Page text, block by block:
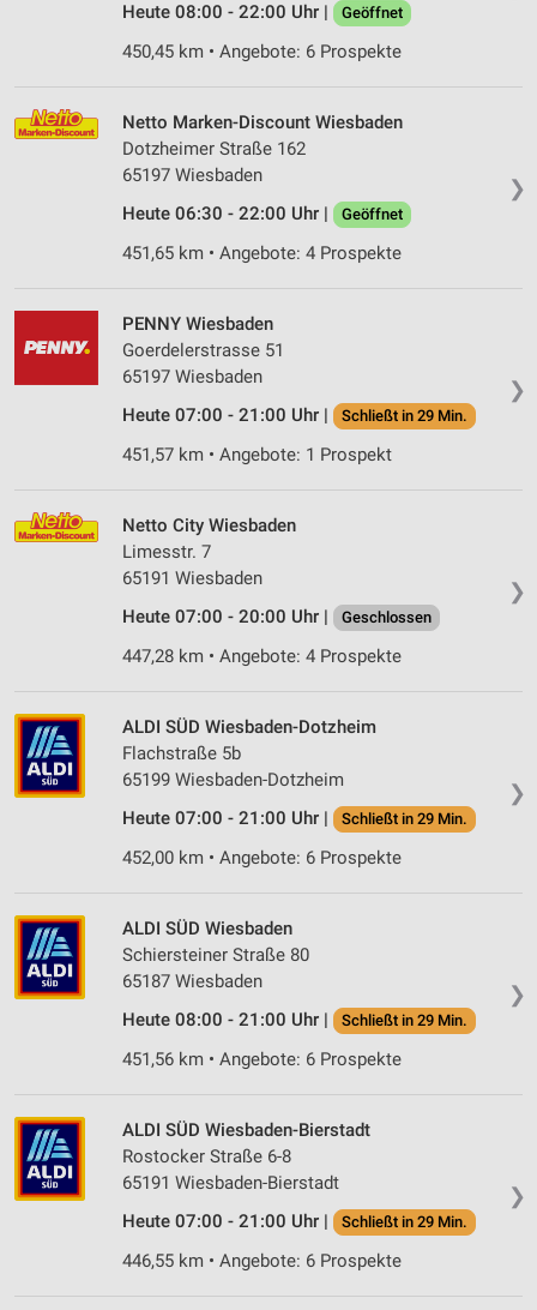
Heute 08:00 - 22:00 Uhr |
Geöffnet
450,45 km • Angebote: 6 Prospekte
❯
Netto Marken-Discount Wiesbaden
Dotzheimer Straße 162
65197 Wiesbaden
Heute 06:30 - 22:00 Uhr |
Geöffnet
451,65 km • Angebote: 4 Prospekte
❯
PENNY Wiesbaden
Goerdelerstrasse 51
65197 Wiesbaden
Heute 07:00 - 21:00 Uhr |
Schließt in 29 Min.
451,57 km • Angebote: 1 Prospekt
❯
Netto City Wiesbaden
Limesstr. 7
65191 Wiesbaden
Heute 07:00 - 20:00 Uhr |
Geschlossen
447,28 km • Angebote: 4 Prospekte
❯
ALDI SÜD Wiesbaden-Dotzheim
Flachstraße 5b
65199 Wiesbaden-Dotzheim
Heute 07:00 - 21:00 Uhr |
Schließt in 29 Min.
452,00 km • Angebote: 6 Prospekte
❯
ALDI SÜD Wiesbaden
Schiersteiner Straße 80
65187 Wiesbaden
Heute 08:00 - 21:00 Uhr |
Schließt in 29 Min.
451,56 km • Angebote: 6 Prospekte
❯
ALDI SÜD Wiesbaden-Bierstadt
Rostocker Straße 6-8
65191 Wiesbaden-Bierstadt
Heute 07:00 - 21:00 Uhr |
Schließt in 29 Min.
446,55 km • Angebote: 6 Prospekte